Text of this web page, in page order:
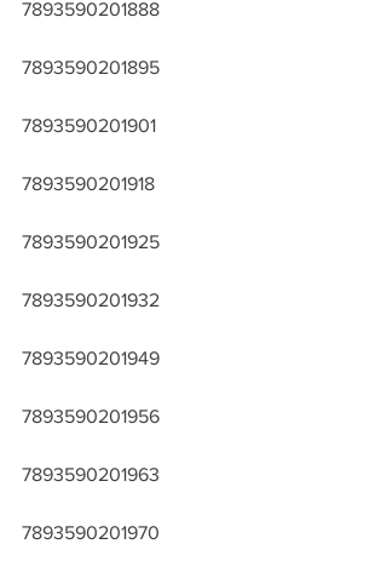
7893590201888
7893590201895
7893590201901
7893590201918
7893590201925
7893590201932
7893590201949
7893590201956
7893590201963
7893590201970